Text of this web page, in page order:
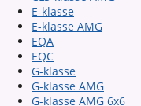
E-klasse
E-klasse AMG
EQA
EQC
G-klasse
G-klasse AMG
G-klasse AMG 6x6